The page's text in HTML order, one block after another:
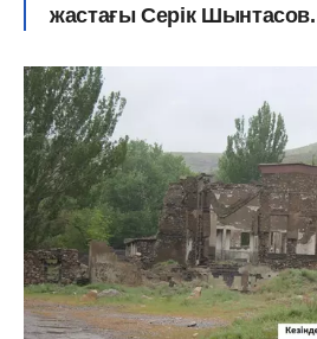
жастағы Серік Шынтасов.